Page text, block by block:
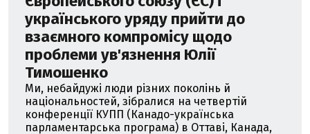
українського уряду прийти до
взаємного компромісу щодо
проблеми ув'язнення Юлії
Тимошенко
Ми, небайдужі люди різних поколінь й
національностей, зібралися на четвертій
конференції КУПП (Канадо-українська
парламентарська програма) в Оттаві, Канада,